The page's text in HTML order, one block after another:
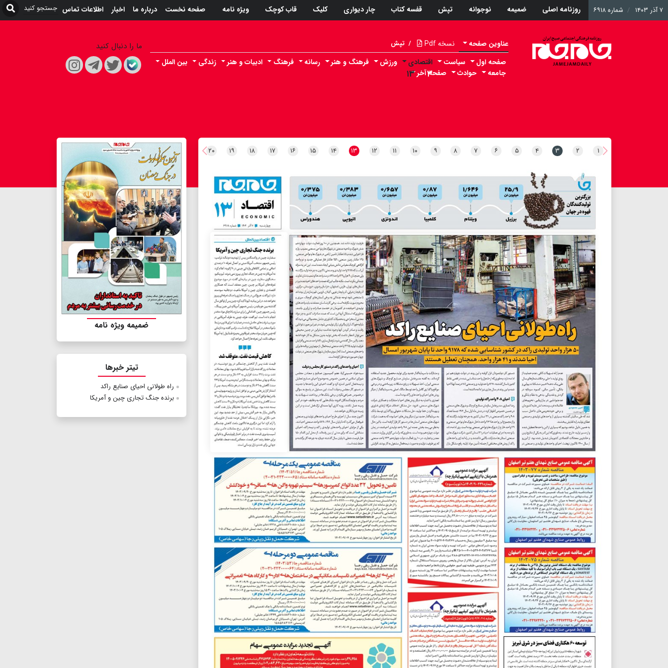
۷ آذر ۱۴۰۳ شماره ۶۹۱۸ روزنامه اصلی ضمیمه نوجوانه تپش قفسه کتاب چار دیواری کلیک قاب کوچک ویژه نامه صفحه نخست درباره ما اخبار اطلاعات تماس
عناوین صفحه نسخه Pdf / تپش
صفحه اول سیاست اقتصادی
۳ ۱۳
ورزش فرهنگ و هنر رسانه فرهنگ ادبیات و هنر زندگی
بین الملل
جامعه
حوادث صفحه آخر
ما را دنبال کنید
۱ ۲ ۳ ۴ ۵ ۶ ۷ ۸ ۹ ۱۰ ۱۱ ۱۲ ۱۳ ۱۴ ۱۵ ۱۶ ۱۷ ۱۸ ۱۹ ۲۰
ضمیمه ویژه نامه
تیتر خبرها
راه طولانی احیای صنایع راکد
برنده جنگ تجاری چین و آمریکا